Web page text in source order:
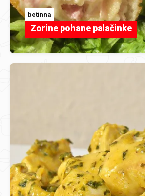
betinna
Zorine pohane palačinke